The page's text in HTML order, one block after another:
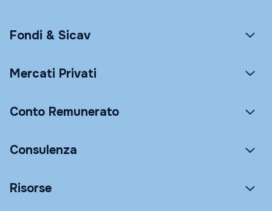
Fondi & Sicav
Mercati Privati
Conto Remunerato
Consulenza
Risorse